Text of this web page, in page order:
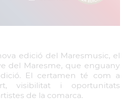
edició del Maresmusic, el
del Maresme, que enguany
El certamen té com a
visibilitat i oportunitats
de la comarca.